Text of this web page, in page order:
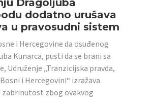
dodatno urušava
u pravosudni sistem
i Hercegovine da osuđenog
Kunarca, pusti da se brani sa
Udruženje „Tranzicijska pravda,
i Hercegovini“ izražava
zabrinutost zbog ovakvog